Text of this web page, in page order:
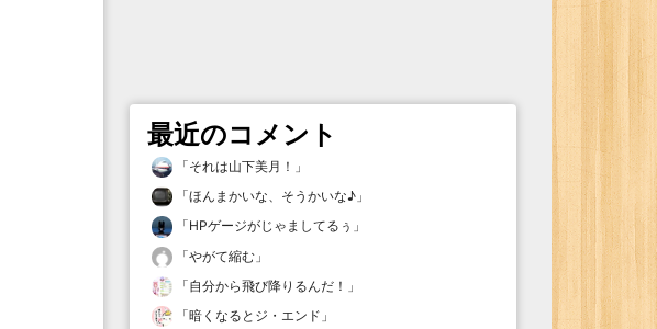
最近のコメント
「それは山下美月！ 」
「ほんまかいな、そうかいな♪ 」
「HPゲージがじゃましてるぅ 」
「やがて縮む 」
「自分から飛び降りるんだ！ 」
「暗くなるとジ・エンド 」